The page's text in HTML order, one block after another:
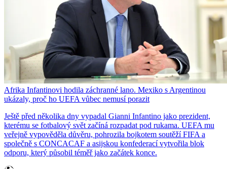
Afrika Infantinovi hodila záchranné lano. Mexiko s Argentinou
ukázaly, proč ho UEFA vůbec nemusí porazit
Ještě před několika dny vypadal Gianni Infantino jako prezident,
kterému se fotbalový svět začíná rozpadat pod rukama. UEFA mu
veřejně vypověděla důvěru, pohrozila bojkotem soutěží FIFA a
společně s CONCACAF a asijskou konfederací vytvořila blok
odporu, který působil téměř jako začátek konce.